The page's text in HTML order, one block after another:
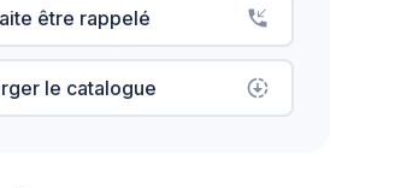
être rappelé phone_callback
le catalogue downloading